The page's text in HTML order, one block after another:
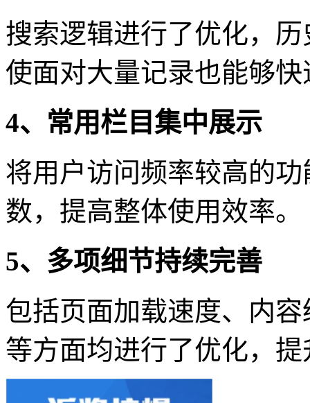
搜索逻辑进行了优化，
使面对大量记录也能够
4、常用栏目集中展示
将用户访问频率较高的
数，提高整体使用效率。
5、多项细节持续完善
包括页面加载速度、内
等方面均进行了优化，